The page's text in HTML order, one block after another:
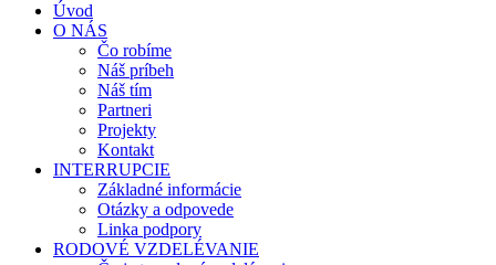
Úvod
O NÁS
Čo robíme
Náš príbeh
Náš tím
Partneri
Projekty
Kontakt
INTERRUPCIE
Základné informácie
Otázky a odpovede
Linka podpory
RODOVÉ VZDELÉVANIE